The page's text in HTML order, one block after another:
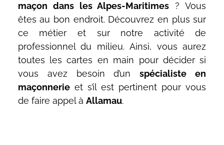
maçon dans les Alpes-Maritimes ? Vous
êtes au bon endroit. Découvrez en plus sur
ce métier et sur notre activité de
professionnel du milieu. Ainsi, vous aurez
toutes les cartes en main pour décider si
vous avez besoin d’unspécialiste en
maçonnerieet s’il est pertinent pour vous
de faire appel à Allamau.